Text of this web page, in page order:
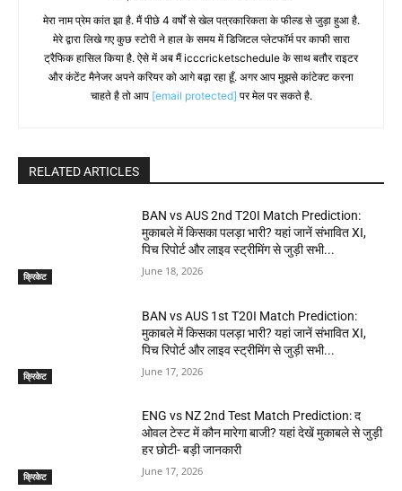
मेरा नाम प्रेम कांत झा है. मैं पीछे 4 वर्षों से खेल पत्रकारिकता के फील्ड से जुड़ा हुआ है.
मेरे द्वारा लिखे गए कुछ स्टोरी ने हाल के समय में डिजिटल प्लेटफॉर्म पर काफी सारा
ट्रैफिक हासिल किया है. ऐसे में अब मैं icccricketschedule के साथ बतौर राइटर
और कंटेंट मैनेजर अपने करियर को आगे बढ़ा रहा हूँ. अगर आप मुझसे कांटेक्ट करना
चाहते है तो आप [email protected] पर मेल पर सकते है.
RELATED ARTICLES
क्रिकेट
BAN vs AUS 2nd T20I Match Prediction:
मुकाबले में किसका पलड़ा भारी? यहां जानें संभावित XI,
पिच रिपोर्ट और लाइव स्ट्रीमिंग से जुड़ी सभी...
June 18, 2026
क्रिकेट
BAN vs AUS 1st T20I Match Prediction:
मुकाबले में किसका पलड़ा भारी? यहां जानें संभावित XI,
पिच रिपोर्ट और लाइव स्ट्रीमिंग से जुड़ी सभी...
June 17, 2026
क्रिकेट
ENG vs NZ 2nd Test Match Prediction: द
ओवल टेस्ट में कौन मारेगा बाजी? यहां देखें मुकाबले से जुड़ी
हर छोटी- बड़ी जानकारी
June 17, 2026